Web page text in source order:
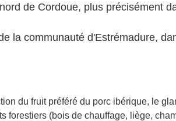
de Cordoue, plus précisément
la communauté d'Estrémadure,
du fruit préféré du porc ibérique, le
forestiers (bois de chauffage, liège,